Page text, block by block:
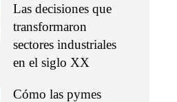
Las decisiones que
transformaron
sectores industriales
en el siglo XX
Cómo las pymes